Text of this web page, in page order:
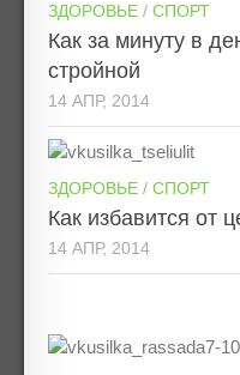
ЗДОРОВЬЕ / СПОРТ
Как за минуту в
стройной
14 АПР, 2014
ЗДОРОВЬЕ / СПОРТ
Как избавится от
14 АПР, 2014